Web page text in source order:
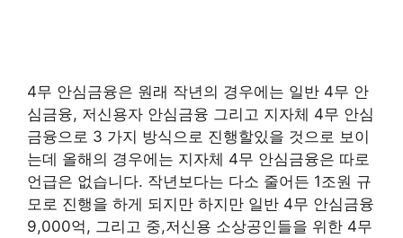
4무 안심금융은 원래 작년의 경우에는 일반 4무 안
심금융, 저신용자 안심금융 그리고 지자체 4무 안심
금융으로 3 가지 방식으로 진행할있을 것으로 보이
는데 올해의 경우에는 지자체 4무 안심금융은 따로
언급은 없습니다. 작년보다는 다소 줄어든 1조원 규
모로 진행을 하게 되지만 하지만 일반 4무 안심금융
9,000억, 그리고 중,저신용 소상공인들을 위한 4무